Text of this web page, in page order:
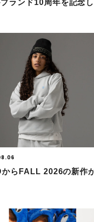
ランド10周年を記念
らFALL 2026の新作